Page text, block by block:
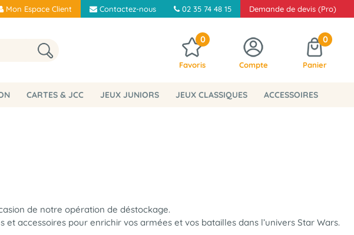
Mon Espace Client Contactez-nous 02 35 74 48 15 Demande de devis (Pro)
0
Favoris Compte
0
Panier
CARTES & JCC JEUX JUNIORS JEUX CLASSIQUES ACCESSOIRES
de notre opération de déstockage.
accessoires pour enrichir vos armées et vos batailles dans l’univers Star Wars.